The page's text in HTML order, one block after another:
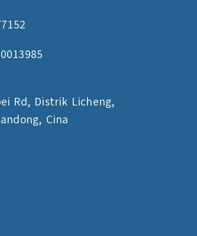
Rd, Distrik Licheng,
Cina